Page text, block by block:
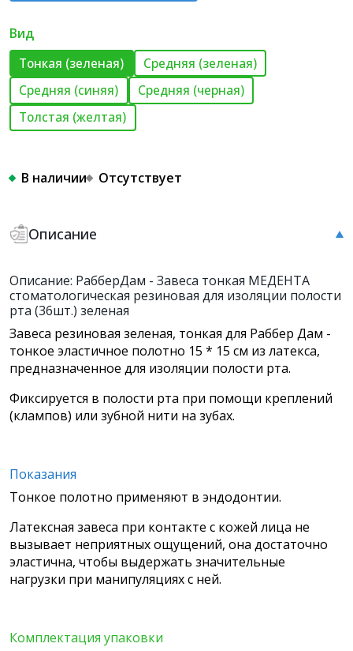
Вид
Тонкая (зеленая)
Средняя (зеленая)
Средняя (синяя)
Средняя (черная)
Толстая (желтая)
В наличии Отсутствует
Описание
Описание: РабберДам - Завеса тонкая МЕДЕНТА
стоматологическая резиновая для изоляции полости
рта (36шт.) зеленая
Завеса резиновая зеленая, тонкая для Раббер Дам -
тонкое эластичное полотно 15 * 15 см из латекса,
предназначенное для изоляции полости рта.
Фиксируется в полости рта при помощи креплений
(клампов) или зубной нити на зубах.
Показания
Тонкое полотно применяют в эндодонтии.
Латексная завеса при контакте с кожей лица не
вызывает неприятных ощущений, она достаточно
эластична, чтобы выдержать значительные
нагрузки при манипуляциях с ней.
Комплектация упаковки